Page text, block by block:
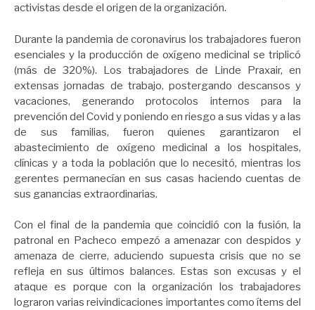
activistas desde el origen de la organización.
Durante la pandemia de coronavirus los trabajadores fueron
esenciales y la producción de oxígeno medicinal se triplicó
(más de 320%). Los trabajadores de Linde Praxair, en
extensas jornadas de trabajo, postergando descansos y
vacaciones, generando protocolos internos para la
prevención del Covid y poniendo en riesgo a sus vidas y a las
de sus familias, fueron quienes garantizaron el
abastecimiento de oxígeno medicinal a los hospitales,
clínicas y a toda la población que lo necesitó, mientras los
gerentes permanecían en sus casas haciendo cuentas de
sus ganancias extraordinarias.
Con el final de la pandemia que coincidió con la fusión, la
patronal en Pacheco empezó a amenazar con despidos y
amenaza de cierre, aduciendo supuesta crisis que no se
refleja en sus últimos balances. Estas son excusas y el
ataque es porque con la organización los trabajadores
lograron varias reivindicaciones importantes como ítems del